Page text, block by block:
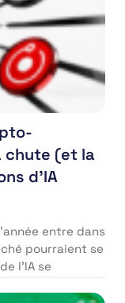
chute (et la
d’IA
entre dans
pourraient se
l’IA se